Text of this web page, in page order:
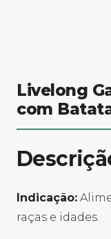
Livelong
com
Indicação:
raças e idades.